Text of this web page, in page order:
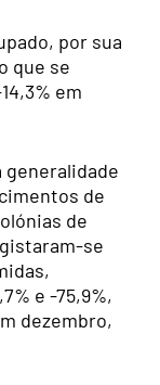
por sua
que se
em
generalidade
de
de
se
e -75,9%,
dezembro,